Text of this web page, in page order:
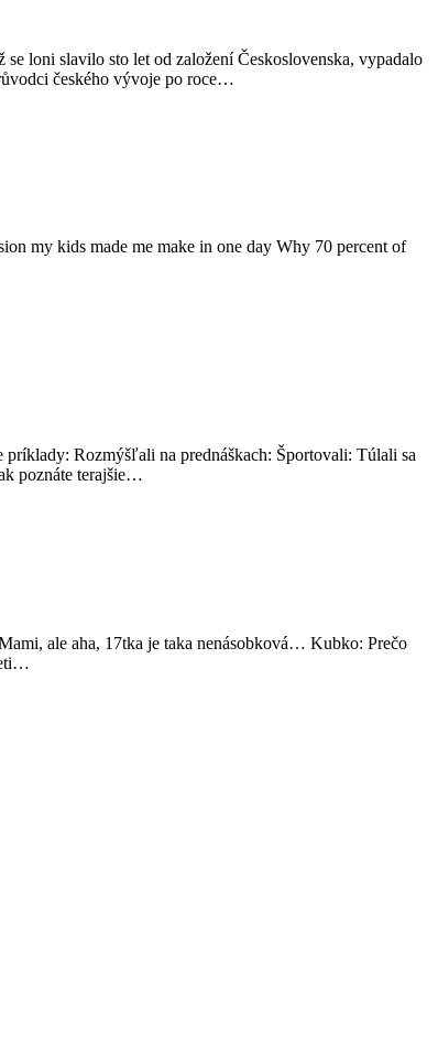
loni slavilo sto let od založení Československa, vypadalo
českého vývoje po roce…
my kids made me make in one day Why 70 percent of
príklady: Rozmýšľali na prednáškach: Športovali: Túlali sa
poznáte terajšie…
ale aha, 17tka je taka nenásobková… Kubko: Prečo